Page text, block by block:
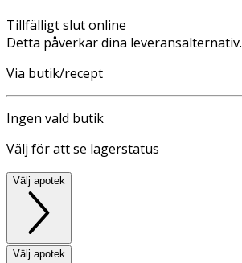
Tillfälligt slut online
Detta påverkar dina leveransalternativ.
Via butik/recept
Ingen vald butik
Välj för att se lagerstatus
Välj apotek
Välj apotek